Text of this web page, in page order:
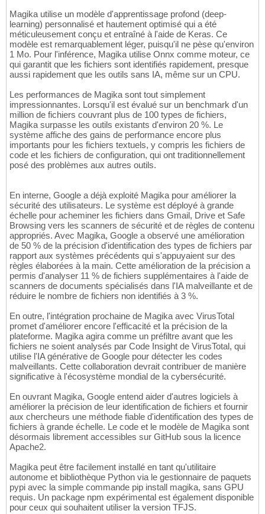
Magika utilise un modèle d'apprentissage profond (deep-
learning) personnalisé et hautement optimisé qui a été
méticuleusement conçu et entraîné à l'aide de Keras. Ce
modèle est remarquablement léger, puisqu'il ne pèse qu'environ
1 Mo. Pour l'inférence, Magika utilise Onnx comme moteur, ce
qui garantit que les fichiers sont identifiés rapidement, presque
aussi rapidement que les outils sans IA, même sur un CPU.
Les performances de Magika sont tout simplement
impressionnantes. Lorsqu'il est évalué sur un benchmark d'un
million de fichiers couvrant plus de 100 types de fichiers,
Magika surpasse les outils existants d'environ 20 %. Le
système affiche des gains de performance encore plus
importants pour les fichiers textuels, y compris les fichiers de
code et les fichiers de configuration, qui ont traditionnellement
posé des problèmes aux autres outils.
En interne, Google a déjà exploité Magika pour améliorer la
sécurité des utilisateurs. Le système est déployé à grande
échelle pour acheminer les fichiers dans Gmail, Drive et Safe
Browsing vers les scanners de sécurité et de règles de contenu
appropriés. Avec Magika, Google a observé une amélioration
de 50 % de la précision d'identification des types de fichiers par
rapport aux systèmes précédents qui s'appuyaient sur des
règles élaborées à la main. Cette amélioration de la précision a
permis d'analyser 11 % de fichiers supplémentaires à l'aide de
scanners de documents spécialisés dans l'IA malveillante et de
réduire le nombre de fichiers non identifiés à 3 %.
En outre, l'intégration prochaine de Magika avec VirusTotal
promet d'améliorer encore l'efficacité et la précision de la
plateforme. Magika agira comme un préfiltre avant que les
fichiers ne soient analysés par Code Insight de VirusTotal, qui
utilise l'IA générative de Google pour détecter les codes
malveillants. Cette collaboration devrait contribuer de manière
significative à l'écosystème mondial de la cybersécurité.
En ouvrant Magika, Google entend aider d'autres logiciels à
améliorer la précision de leur identification de fichiers et fournir
aux chercheurs une méthode fiable d'identification des types de
fichiers à grande échelle. Le code et le modèle de Magika sont
désormais librement accessibles sur GitHub sous la licence
Apache2.
Magika peut être facilement installé en tant qu'utilitaire
autonome et bibliothèque Python via le gestionnaire de paquets
pypi avec la simple commande pip install magika, sans GPU
requis. Un package npm expérimental est également disponible
pour ceux qui souhaitent utiliser la version TFJS.